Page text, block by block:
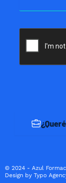
© 2024 - Azul
Design by Typo